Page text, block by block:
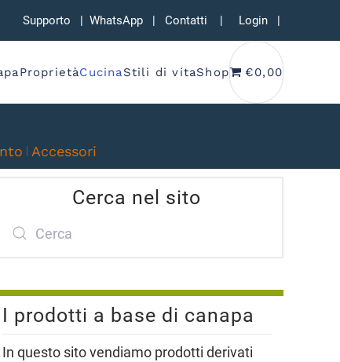
Supporto | WhatsApp | Contatti | Login |
ProprietàCucina Stili di vitaShop €0,00
Accessori
Cerca nel sito
I prodotti a base di canapa
In questo sito vendiamo prodotti derivati